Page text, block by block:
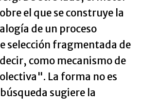
el que se construye la
de un proceso
selección fragmentada de
como mecanismo de
La forma no es
sugiere la